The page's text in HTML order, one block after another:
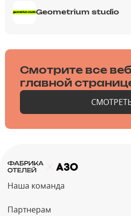
Geometrium studio
Смотрите все
главной
Наша команда
Партнерам